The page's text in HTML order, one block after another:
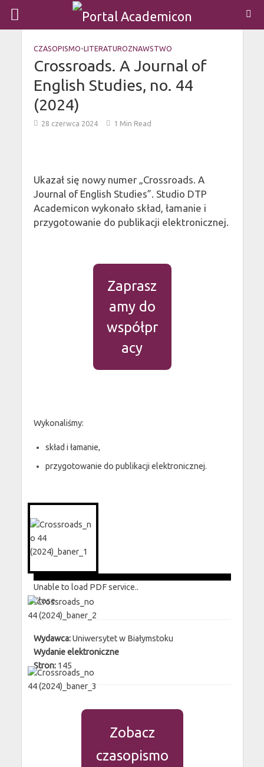
CZASOPISMO•LITERATUROZNAWSTWO
Crossroads. A Journal of
English Studies, no. 44
(2024)
28 czerwca 2024 1 Min Read
Ukazał się nowy numer „Crossroads. A
Journal of English Studies”. Studio DTP
Academicon wykonało skład, łamanie i
przygotowanie do publikacji elektronicznej.
Zaprasz
amy do
współpr
acy
Wykonaliśmy:
skład i łamanie,
przygotowanie do publikacji elektronicznej.
Unable to load PDF service..
Close
Wydawca:Uniwersytet w Białymstoku
Wydanie elektroniczne
Stron: 145
Zobacz
czasopismo